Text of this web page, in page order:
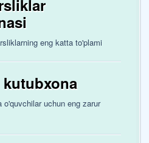
eng katta to'plami
o'quvchilar uchun eng zarur